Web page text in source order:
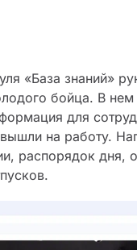
«База знаний»
бойца. В нем
для
на работу.
распорядок дня,